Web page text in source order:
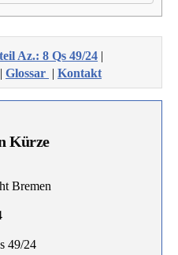
Az.: 8 Qs 49/24 |
| Glossar | Kontakt
Kürze
Bremen
49/24